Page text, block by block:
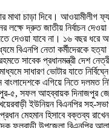
মাথা চাড়া দিবে। আওয়ামীলীগ
লক্ষে দ্রুত জাতীয় নির্বাচন
দেওয়া যাবে না। ১৬ বছর ধরে
বিএনপি নেতা কর্মীদেরকে
সাবেক প্রধানমন্ত্রী দেশ
সাধারণ ভোটার যাতে
এগিয়ে নিতে দলমত
৫, সফল আহব্বায়ক দিনাজপুর
ইউনিয়ন বিএনপির সহ-
মেহমান হিসাবে বক্তব্য